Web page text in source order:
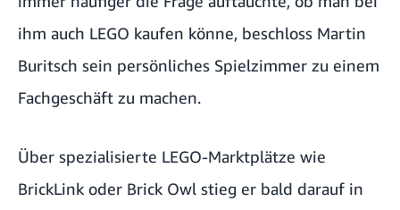
ihm auch LEGO kaufen könne, beschloss Martin
Buritsch sein persönliches Spielzimmer zu einem
Fachgeschäft zu machen.
Über spezialisierte LEGO-Marktplätze wie
BrickLink oder Brick Owl stieg er bald darauf in